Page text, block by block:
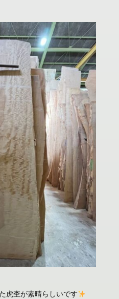
虎杢が素晴らしいです